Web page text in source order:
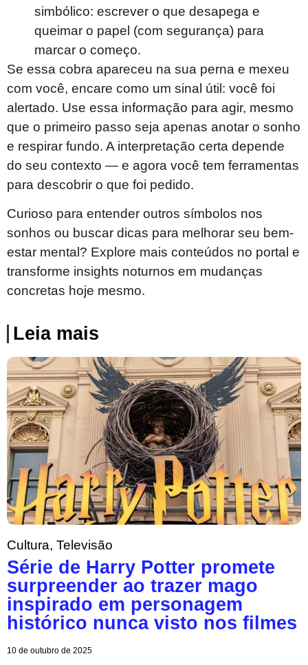
simbólico: escrever o que desapega e
queimar o papel (com segurança) para
marcar o começo.
Se essa cobra apareceu na sua perna e mexeu
com você, encare como um sinal útil: você foi
alertado. Use essa informação para agir, mesmo
que o primeiro passo seja apenas anotar o sonho
e respirar fundo. A interpretação certa depende
do seu contexto — e agora você tem ferramentas
para descobrir o que foi pedido.
Curioso para entender outros símbolos nos
sonhos ou buscar dicas para melhorar seu bem-
estar mental? Explore mais conteúdos no portal e
transforme insights noturnos em mudanças
concretas hoje mesmo.
Leia mais
Cultura, Televisão
Série de Harry Potter promete
surpreender ao trazer mago
inspirado em personagem
histórico nunca visto nos filmes
10 de outubro de 2025